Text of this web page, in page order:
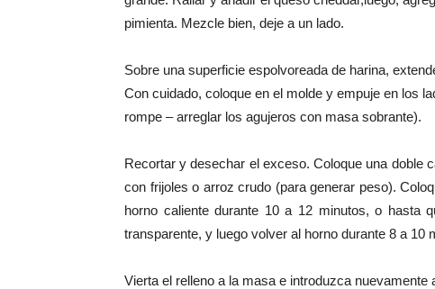
pimienta. Mezcle bien, deje a un lado.
Sobre una superficie espolvoreada de harina,
Con cuidado, coloque en el molde y empuje en los
rompe – arreglar los agujeros con masa sobrante).
Recortar y desechar el exceso. Coloque una doble
con frijoles o arroz crudo (para generar peso).
horno caliente durante 10 a 12 minutos,o hasta
transparente, y luego volver al horno durante 8 a 10
Vierta el relleno a la masa e introduzca nuevamente